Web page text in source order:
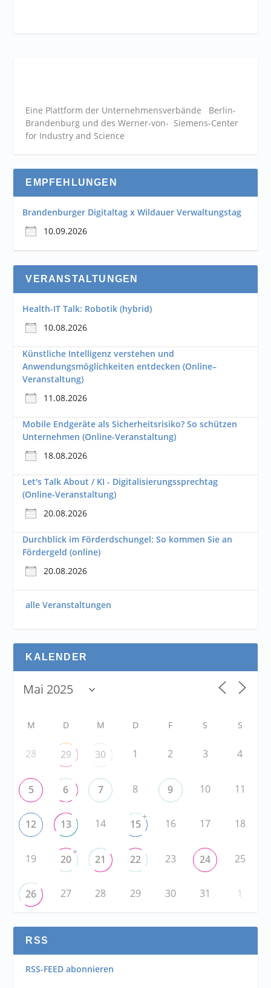
Eine Plattform der Unternehmensverbände Berlin-
Brandenburg und des Werner-von- Siemens-Center
for Industry and Science
EMPFEHLUNGEN
Brandenburger Digitaltag x Wildauer Verwaltungstag
10.09.2026
VERANSTALTUNGEN
Health-IT Talk: Robotik (hybrid)
10.08.2026
Künstliche Intelligenz verstehen und
Anwendungsmöglichkeiten entdecken (Online–
Veranstaltung)
11.08.2026
Mobile Endgeräte als Sicherheitsrisiko? So schützen
Unternehmen (Online-Veranstaltung)
18.08.2026
Let's Talk About / KI - Digitalisierungssprechtag
(Online-Veranstaltung)
20.08.2026
Durchblick im Förderdschungel: So kommen Sie an
Fördergeld (online)
20.08.2026
alle Veranstaltungen
KALENDER
M D M D F S S
28 29 30 1 2 3 4
5 6 7 8 9 10 11
12 13 14 15
+
16 17 18
19 20
+
21 22 23 24 25
26 27 28 29 30 31 1
RSS
RSS-FEED abonnieren